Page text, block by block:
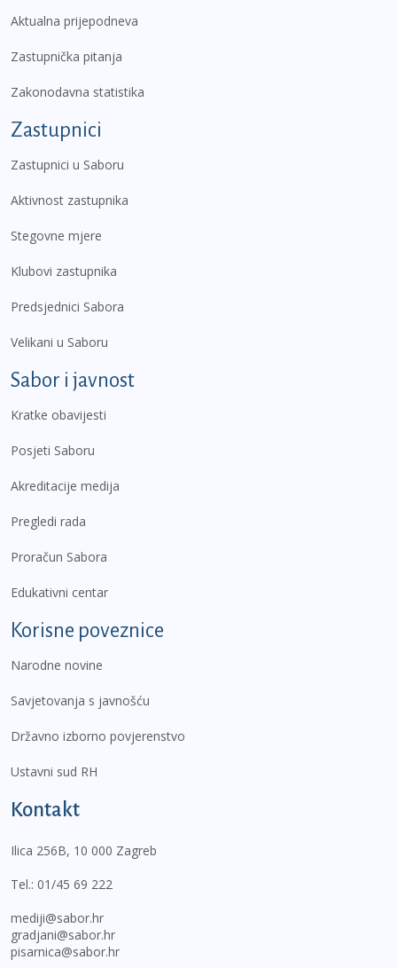
Aktualna prijepodneva
Zastupnička pitanja
Zakonodavna statistika
Zastupnici
Zastupnici u Saboru
Aktivnost zastupnika
Stegovne mjere
Klubovi zastupnika
Predsjednici Sabora
Velikani u Saboru
Sabor i javnost
Kratke obavijesti
Posjeti Saboru
Akreditacije medija
Pregledi rada
Proračun Sabora
Edukativni centar
Korisne poveznice
Narodne novine
Savjetovanja s javnošću
Državno izborno povjerenstvo
Ustavni sud RH
Kontakt
Ilica 256B, 10 000 Zagreb
Tel.: 01/45 69 222
mediji@sabor.hr
gradjani@sabor.hr
pisarnica@sabor.hr